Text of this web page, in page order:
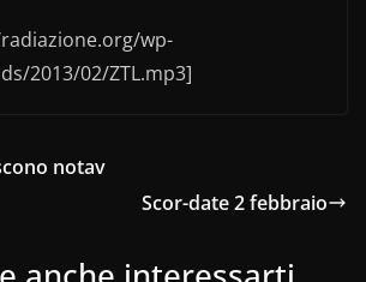
wp-
2013/02/ZTL.mp3]
notav
Scor-date 2 febbraio